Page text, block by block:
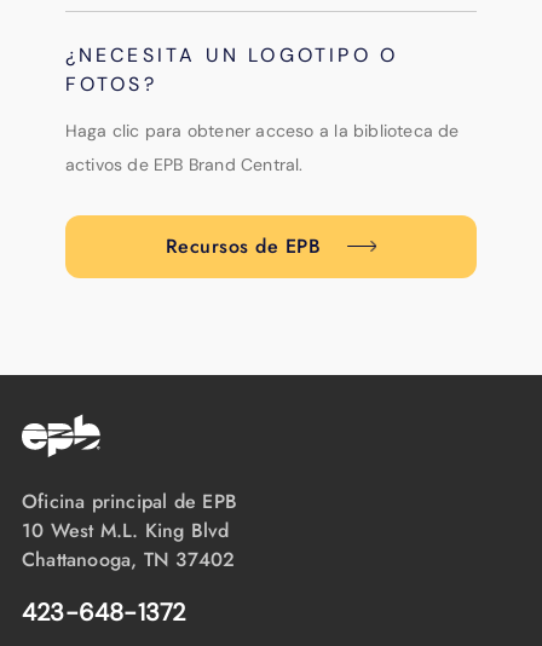
¿NECESITA UN LOGOTIPO O
FOTOS?
Haga clic para obtener acceso a la biblioteca de
activos de EPB Brand Central.
Recursos de EPB
Oficina principal de EPB
10 West M.L. King Blvd
Chattanooga, TN 37402
423-648-1372